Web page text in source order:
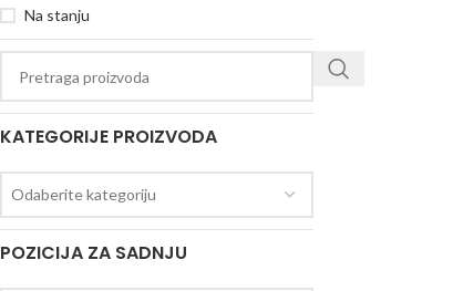
Na stanju
KATEGORIJE PROIZVODA
Odaberite kategoriju
POZICIJA ZA SADNJU